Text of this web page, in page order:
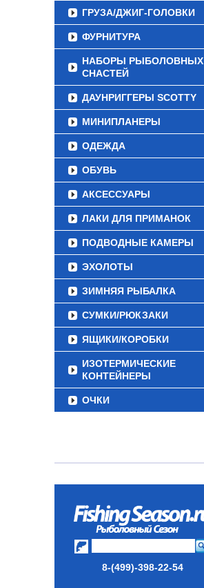
ГРУЗА/ДЖИГ-ГОЛОВКИ
ФУРНИТУРА
НАБОРЫ РЫБОЛОВНЫХ
СНАСТЕЙ
ДАУНРИГГЕРЫ SCOTTY
МИНИПЛАНЕРЫ
ОДЕЖДА
ОБУВЬ
АКСЕССУАРЫ
ЛАКИ ДЛЯ ПРИМАНОК
ПОДВОДНЫЕ КАМЕРЫ
ЭХОЛОТЫ
ЗИМНЯЯ РЫБАЛКА
СУМКИ/РЮКЗАКИ
ЯЩИКИ/КОРОБКИ
ИЗОТЕРМИЧЕСКИЕ
КОНТЕЙНЕРЫ
ОЧКИ
8-(499)-398-22-54